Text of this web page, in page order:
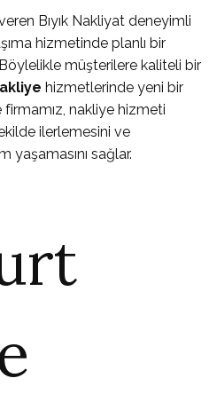
Bıyık Nakliyat deneyimli
hizmetinde planlı bir
müşterilere kaliteli bir
hizmetlerinde yeni bir
nakliye hizmeti
ilerlemesini ve
yaşamasını sağlar.